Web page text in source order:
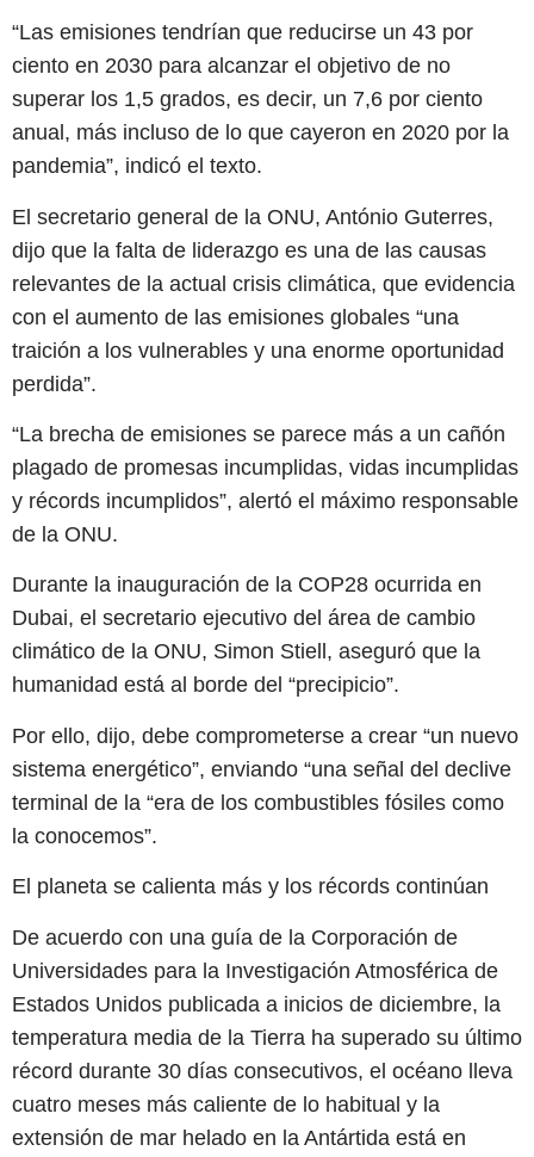
“Las emisiones tendrían que reducirse un 43 por
ciento en 2030 para alcanzar el objetivo de no
superar los 1,5 grados, es decir, un 7,6 por ciento
anual, más incluso de lo que cayeron en 2020 por la
pandemia”, indicó el texto.
El secretario general de la ONU, António Guterres,
dijo que la falta de liderazgo es una de las causas
relevantes de la actual crisis climática, que evidencia
con el aumento de las emisiones globales “una
traición a los vulnerables y una enorme oportunidad
perdida”.
“La brecha de emisiones se parece más a un cañón
plagado de promesas incumplidas, vidas incumplidas
y récords incumplidos”, alertó el máximo responsable
de la ONU.
Durante la inauguración de la COP28 ocurrida en
Dubai, el secretario ejecutivo del área de cambio
climático de la ONU, Simon Stiell, aseguró que la
humanidad está al borde del “precipicio”.
Por ello, dijo, debe comprometerse a crear “un nuevo
sistema energético”, enviando “una señal del declive
terminal de la “era de los combustibles fósiles como
la conocemos”.
El planeta se calienta más y los récords continúan
De acuerdo con una guía de la Corporación de
Universidades para la Investigación Atmosférica de
Estados Unidos publicada a inicios de diciembre, la
temperatura media de la Tierra ha superado su último
récord durante 30 días consecutivos, el océano lleva
cuatro meses más caliente de lo habitual y la
extensión de mar helado en la Antártida está en